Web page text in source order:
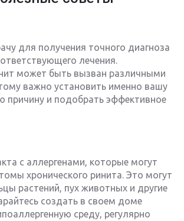
для получения точного диагноза
лечения.
может быть вызван различными
важно установить именно вашу
причину и подобрать эффективное
с аллергенами, которые могут
хронического ринита. Это могут
растений, пух животных и другие
создать в своем доме
среду, регулярно